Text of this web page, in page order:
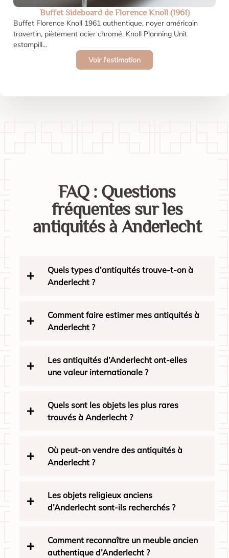
Buffet Sideboard de Florence Knoll (1961)
Buffet Florence Knoll 1961 authentique, noyer américain
travertin, piètement acier chromé, Knoll Planning Unit
estampill...
Voir l'estimation
FAQ : Questions
fréquentes sur les
antiquités à Anderlecht
Quels types d’antiquités trouve-t-on à
Anderlecht ?
Comment faire estimer mes antiquités à
Anderlecht ?
Les antiquités d’Anderlecht ont-elles
une valeur internationale ?
Quels sont les objets les plus rares
trouvés à Anderlecht ?
Où peut-on vendre des antiquités à
Anderlecht ?
Les objets religieux anciens
d’Anderlecht sont-ils recherchés ?
Comment reconnaître un meuble ancien
authentique d’Anderlecht ?